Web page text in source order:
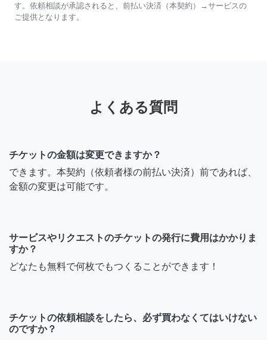
す。依頼相談が承認されると、前払い決済（本契約）→サービスの
ご提供となります。
よくある質問
チケットの金額は変更できますか？
できます。本契約（依頼者様の前払い決済）前であれば、
金額の変更は可能です。
サービスやリクエストのチケットの発行に費用はかかりま
すか？
どなたも無料で何枚でもつくることができます！
チケットの依頼相談をしたら、必ず買わなくてはいけない
のですか？